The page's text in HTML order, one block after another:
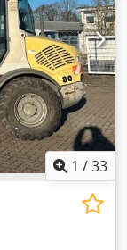
1 /33